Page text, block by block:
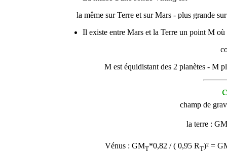
la même sur Terre et sur Mars - plus grande
Il existe entre Mars et la Terre un point M
M est équidistant des 2 planètes - M
champ de
la terre : GM
Vénus : GMT*0,82 / ( 0,95 RT)² =